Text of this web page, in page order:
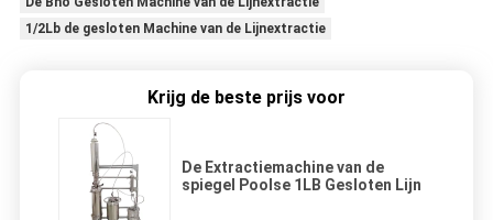
1/2Lb de gesloten Machine van de Lijnextractie
Krijg de beste prijs voor
De Extractiemachine van de
spiegel Poolse 1LB Gesloten Lijn